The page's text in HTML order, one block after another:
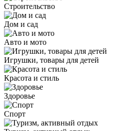
Строительство
Дом и сад
Авто и мото
Игрушки, товары для детей
Красота и стиль
Здоровье
Спорт